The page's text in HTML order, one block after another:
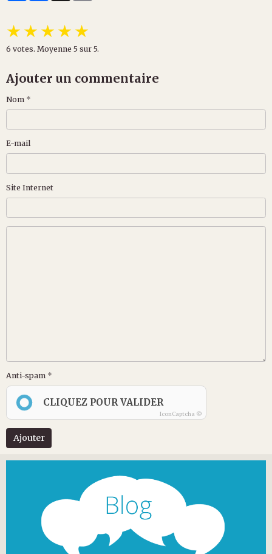
★★★★★
6 votes. Moyenne 5 sur 5.
Ajouter un commentaire
Nom
E-mail
Site Internet
Anti-spam
CLIQUEZ POUR VALIDER
IconCaptcha ©
Ajouter